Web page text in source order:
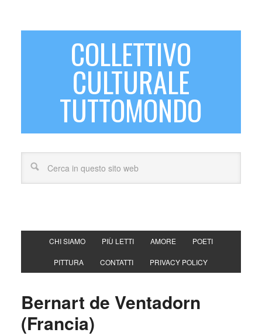
COLLETTIVO
CULTURALE
TUTTOMONDO
CHI SIAMO PIÙ LETTI AMORE POETI
PITTURA CONTATTI PRIVACY POLICY
Bernart de Ventadorn
(Francia)